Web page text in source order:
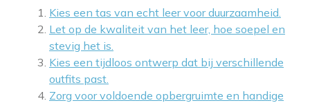
Kies een tas van echt leer voor duurzaamheid.
Let op de kwaliteit van het leer, hoe soepel en
stevig het is.
Kies een tijdloos ontwerp dat bij verschillende
outfits past.
Zorg voor voldoende opbergruimte en handige